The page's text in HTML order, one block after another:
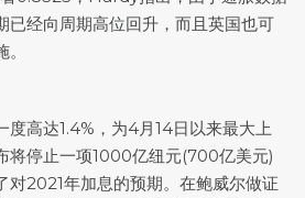
已经向周期高位回升，而且英国也可
度高达1.4%，为4月14日以来最大上
将停止一项1000亿纽元(700亿美元)
对2021年加息的预期。在鲍威尔做证